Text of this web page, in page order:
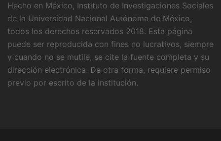
Hecho en México, Instituto de Investigaciones Sociales
de la Universidad Nacional Autónoma de México,
todos los derechos reservados 2018. Esta página
puede ser reproducida con fines no lucrativos, siempre
y cuando no se mutile, se cite la fuente completa y su
dirección electrónica. De otra forma, requiere permiso
previo por escrito de la institución.